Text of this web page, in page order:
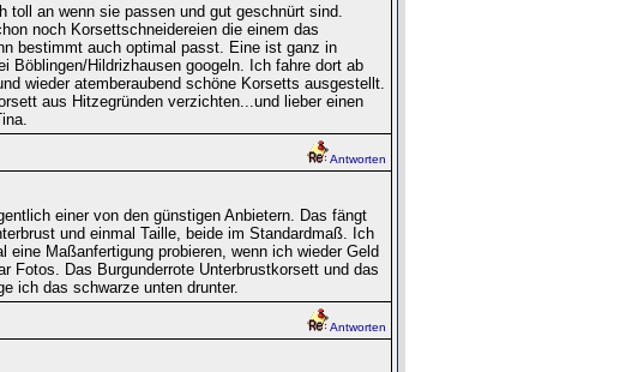
an wenn sie passen und gut geschnürt sind.
noch Korsettschneidereien die einem das
bestimmt auch optimal passt. Eine ist ganz in
Böblingen/Hildrizhausen googeln. Ich fahre dort ab
wieder atemberaubend schöne Korsetts ausgestellt.
aus Hitzegründen verzichten...und lieber einen
Antworten
einer von den günstigen Anbietern. Das fängt
und einmal Taille, beide im Standardmaß. Ich
Maßanfertigung probieren, wenn ich wieder Geld
Fotos. Das Burgunderrote Unterbrustkorsett und das
ich das schwarze unten drunter.
Antworten